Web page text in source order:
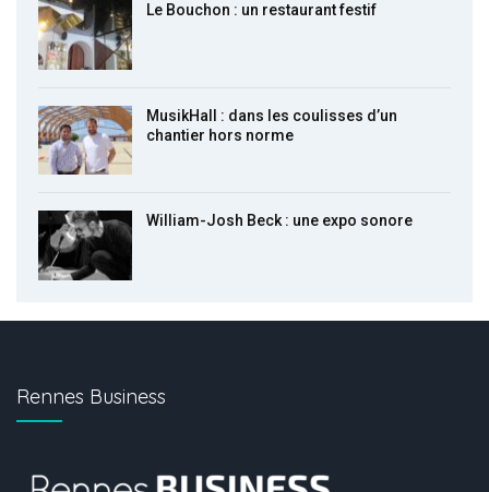
Le Bouchon : un restaurant festif
MusikHall : dans les coulisses d’un
chantier hors norme
William-Josh Beck : une expo sonore
Rennes Business